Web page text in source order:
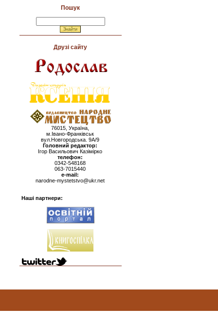
Пошук
Друзі сайту
76015, Україна,
м.Івано-Франківськ
вул.Новгородська. 9А/9
Головний редактор:
Ігор Васильович Казімірко
телефон:
0342-548168
063-7015440
e-mail:
narodne-mystetstvo@ukr.net
Наші партнери: